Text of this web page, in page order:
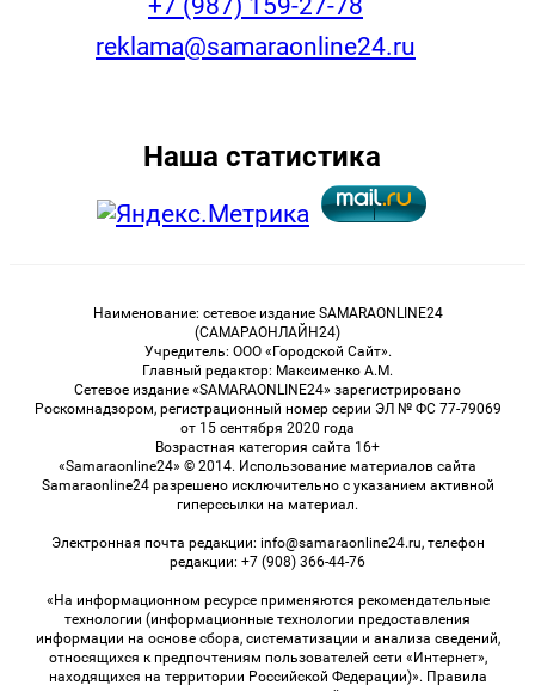
+7 (987) 159-27-78
reklama@samaraonline24.ru
Наша статистика
Наименование: сетевое издание SAMARAONLINE24
(САМАРАОНЛАЙН24)
Учредитель: ООО «Городской Сайт».
Главный редактор: Максименко А.М.
Сетевое издание «SAMARAONLINE24» зарегистрировано
Роскомнадзором, регистрационный номер серии ЭЛ № ФС 77-79069
от 15 сентября 2020 года
Возрастная категория сайта 16+
«Samaraonline24» © 2014. Использование материалов сайта
Samaraonline24 разрешено исключительно с указанием активной
гиперссылки на материал.
Электронная почта редакции: info@samaraonline24.ru, телефон
редакции: +7 (908) 366-44-76
«На информационном ресурсе применяются рекомендательные
технологии (информационные технологии предоставления
информации на основе сбора, систематизации и анализа сведений,
относящихся к предпочтениям пользователей сети «Интернет»,
находящихся на территории Российской Федерации)». Правила